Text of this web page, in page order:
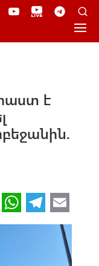
է
Fa W
h
Te
le
gr
m